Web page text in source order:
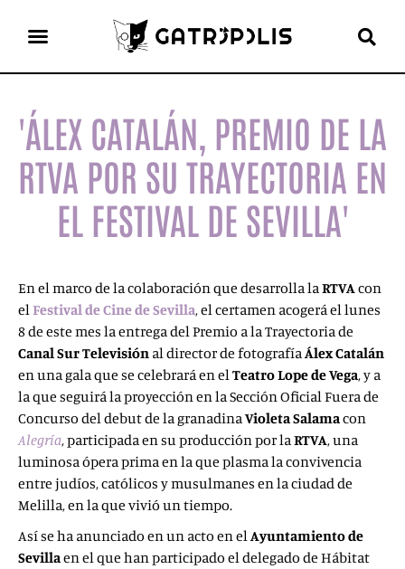
'ÁLEX CATALÁN, PREMIO DE LA
RTVA POR SU TRAYECTORIA EN
EL FESTIVAL DE SEVILLA'
En el marco de la colaboración que desarrolla laRTVAcon
elFestival de Cine de Sevilla, el certamen acogerá el lunes
8 de este mes la entrega del Premio a la Trayectoria de
Canal Sur Televisión al director de fotografíaÁlex Catalán
en una gala que se celebrará en elTeatro Lope de Vega, y a
la que seguirá la proyección en la Sección Oficial Fuera de
Concurso del debut de la granadinaVioleta Salamacon
Alegría, participada en su producción por laRTVA, una
luminosa ópera prima en la que plasma la convivencia
entre judíos, católicos y musulmanes en la ciudad de
Melilla, en la que vivió un tiempo.
Así se ha anunciado en un acto en elAyuntamiento de
Sevillaen el que han participado el delegado de Hábitat